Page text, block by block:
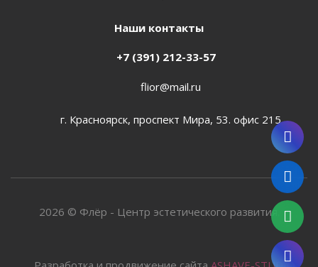
Наши контакты
+7 (391) 212-33-57
flior@mail.ru
г. Красноярск, проспект Мира, 53. офис 215
2026 © Флёр - Центр эстетического развития.